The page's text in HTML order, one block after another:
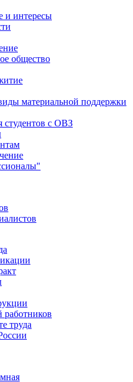
и интересы
общество
материальной поддержки
студентов с ОВЗ
труда